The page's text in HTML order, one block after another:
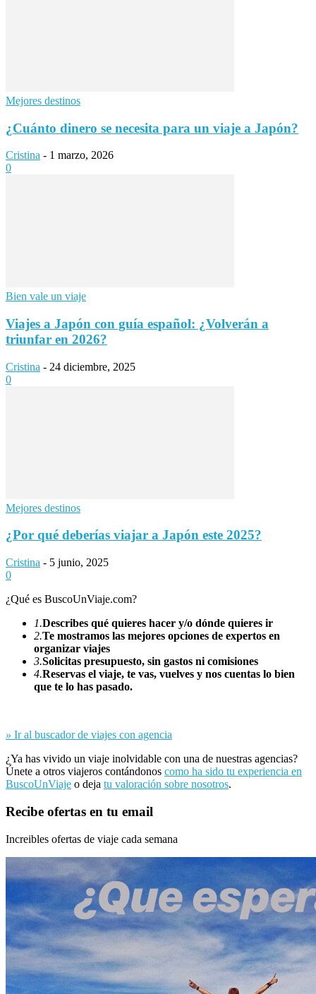
Mejores destinos
¿Cuánto dinero se necesita para un viaje a Japón?
Cristina - 1 marzo, 2026
0
Bien vale un viaje
Viajes a Japón con guía español: ¿Volverán a
triunfar en 2026?
Cristina - 24 diciembre, 2025
0
Mejores destinos
¿Por qué deberías viajar a Japón este 2025?
Cristina - 5 junio, 2025
0
¿Qué es BuscoUnViaje.com?
1.Describes qué quieres hacer y/o dónde quieres ir
2.Te mostramos las mejores opciones de expertos en
organizar viajes
3.Solicitas presupuesto, sin gastos ni comisiones
4.Reservas el viaje, te vas, vuelves y nos cuentas lo bien
que te lo has pasado.
» Ir al buscador de viajes con agencia
¿Ya has vivido un viaje inolvidable con una de nuestras agencias?
Únete a otros viajeros contándonos como ha sido tu experiencia en
BuscoUnViaje o deja tu valoración sobre nosotros.
Recibe ofertas en tu email
Increibles ofertas de viaje cada semana